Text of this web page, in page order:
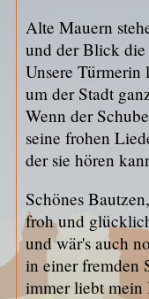
Alte Mauern
und der Blick die
Unsere Türmerin
um der Stadt
Wenn der
seine frohen
der sie hören
Schönes
froh und
und wär's auch
in einer fremden
immer liebt mein